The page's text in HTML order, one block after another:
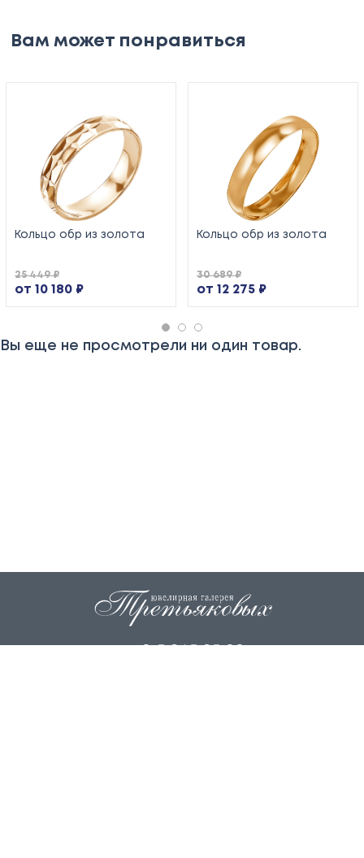
Вам может понравиться
Кольцо обр из золота
от 10 180 ₽
25 449 ₽
Кольцо обр из золота
от 12 275 ₽
30 689 ₽
Вы еще не просмотрели ни один товар.